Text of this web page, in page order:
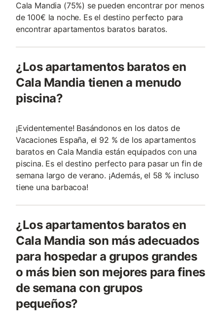
Cala Mandia (75%) se pueden encontrar por menos
de 100€ la noche. Es el destino perfecto para
encontrar apartamentos baratos baratos.
¿Los apartamentos baratos en
Cala Mandia tienen a menudo
piscina?
¡Evidentemente! Basándonos en los datos de
Vacaciones España, el 92 % de los apartamentos
baratos en Cala Mandia están equipados con una
piscina. Es el destino perfecto para pasar un fin de
semana largo de verano. ¡Además, el 58 % incluso
tiene una barbacoa!
¿Los apartamentos baratos en
Cala Mandia son más adecuados
para hospedar a grupos grandes
o más bien son mejores para fines
de semana con grupos
pequeños?